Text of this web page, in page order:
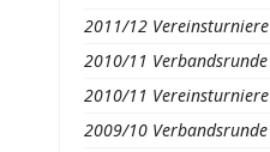
2011/12 Vereinsturniere
2010/11 Verbandsrunde
2010/11 Vereinsturniere
2009/10 Verbandsrunde